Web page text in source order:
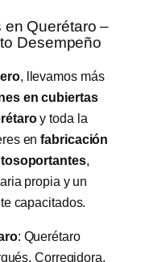
en Querétaro –
Desempeño
, llevamos más
en cubiertas
y toda la
enfabricación
,
propia y un
capacitados.
: Querétaro
Corregidora,